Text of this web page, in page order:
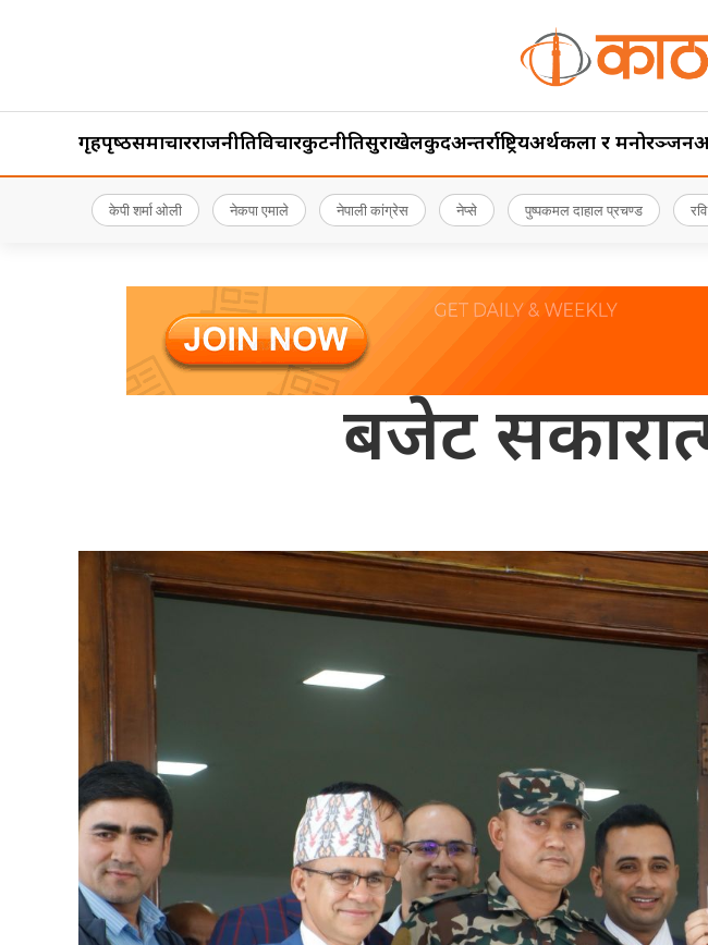
गृहपृष्‍ठसमाचारराजनीतिविचारकुटनीतिसुरक्षाखेलकुदअन्तर्राष्ट्रियअर्थकला र मनोरञ्जन
केपी शर्मा ओली नेकपा एमाले नेपाली कांग्रेस नेप्से पुष्पकमल दाहाल प्रचण्ड
बजेट